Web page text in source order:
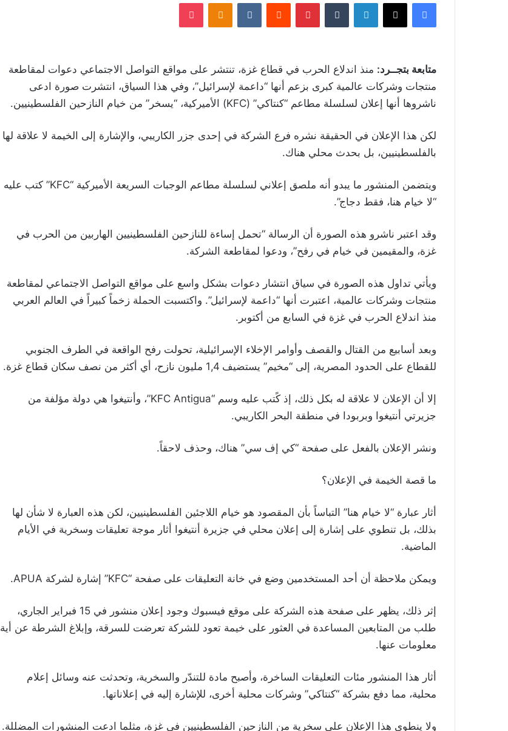
فيسبوك ‫X لينكدإن بينتيريست Odnoklassniki
‫Pocket
متابعة بتجــرد: منذ اندلاع الحرب في قطاع غزة، تنتشر على مواقع التواصل الاجتماعي دعوات لمقاطعة
منتجات وشركات عالمية كبرى بزعم أنها “داعمة لإسرائيل”، وفي هذا السياق، انتشرت صورة ادعى
ناشروها أنها إعلان لسلسلة مطاعم “كنتاكي” (KFC) الأميركية، “يسخر” من خيام النازحين الفلسطينيين.
لكن هذا الإعلان في الحقيقة نشره فرع الشركة في إحدى جزر الكاريبي، والإشارة إلى الخيمة لا علاقة لها
بالفلسطينيين، بل بحدث محلي هناك.
ويتضمن المنشور ما يبدو أنه ملصق إعلاني لسلسلة مطاعم الوجبات السريعة الأميركية “KFC” كتب عليه
“لا خيام هنا، فقط دجاج”.
وقد اعتبر ناشرو هذه الصورة أن الرسالة “تحمل إساءة للنازحين الفلسطينيين الهاربين من الحرب في
غزة، والمقيمين في خيام في رفح”، ودعوا لمقاطعة الشركة.
ويأتي تداول هذه الصورة في سياق انتشار دعوات بشكل واسع على مواقع التواصل الاجتماعي لمقاطعة
منتجات وشركات عالمية، اعتبرت أنها “داعمة لإسرائيل”. واكتسبت الحملة زخماً كبيراً في العالم العربي
منذ اندلاع الحرب في غزة في السابع من أكتوبر.
وبعد أسابيع من القتال والقصف وأوامر الإخلاء الإسرائيلية، تحولت رفح الواقعة في الطرف الجنوبي
للقطاع على الحدود المصرية، إلى “مخيم” يستضيف 1,4 مليون نازح، أي أكثر من نصف سكان قطاع غزة.
إلا أن الإعلان لا علاقة له بكل ذلك، إذ كًتب عليه وسم “KFC Antigua”، وأنتيغوا هي دولة مؤلفة من
جزيرتي أنتيغوا وبربودا في منطقة البحر الكاريبي.
ونشر الإعلان بالفعل على صفحة “كي إف سي” هناك، وحذف لاحقاً.
ما قصة الخيمة في الإعلان؟
أثار عبارة “لا خيام هنا” التباساً بأن المقصود هو خيام اللاجئين الفلسطينيين، لكن هذه العبارة لا شأن لها
بذلك، بل تنطوي على إشارة إلى إعلان محلي في جزيرة أنتيغوا أثار موجة تعليقات وسخرية في الأيام
الماضية.
ويمكن ملاحظة أن أحد المستخدمين وضع في خانة التعليقات على صفحة “KFC” إشارة لشركة APUA.
إثر ذلك، يظهر على صفحة هذه الشركة على موقع فيسبوك وجود إعلان منشور في 15 فبراير الجاري،
طلب من المتابعين المساعدة في العثور على خيمة تعود للشركة تعرضت للسرقة، وإبلاغ الشرطة عن أية
معلومات عنها.
أثار هذا المنشور مئات التعليقات الساخرة، وأصبح مادة للتندّر والسخرية، وتحدثت عنه وسائل إعلام
محلية، مما دفع بشركة “كنتاكي” وشركات محلية أخرى، للإشارة إليه في إعلاناتها.
ولا ينطوي هذا الإعلان على سخرية من النازحين الفلسطينيين في غزة، مثلما ادعت المنشورات المضللة.